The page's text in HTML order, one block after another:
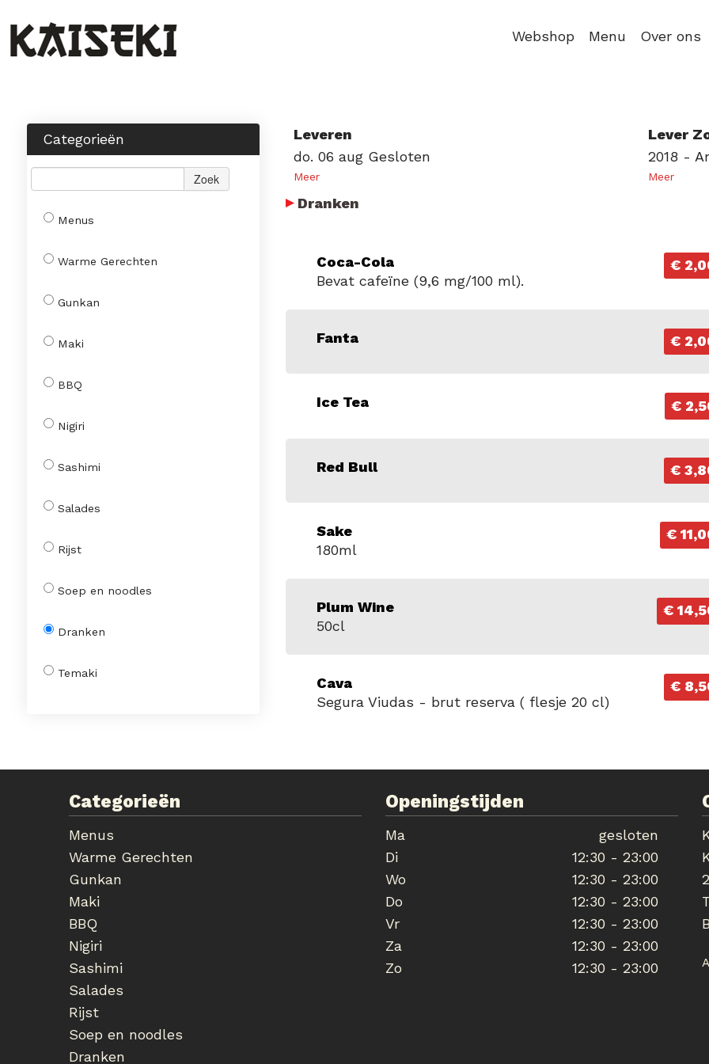
Webshop Menu Over ons
Categorieën
Zoek
Menus
Warme Gerechten
Gunkan
Maki
BBQ
Nigiri
Sashimi
Salades
Rijst
Soep en noodles
Dranken
Temaki
Leveren
do. 06 aug Gesloten
Meer
Lever
2018 -
Meer
Dranken
Coca-Cola
Bevat cafeïne (9,6 mg/100 ml).
€
Fanta €
Ice Tea €
Red Bull €
Sake
180ml
€
Plum Wine
50cl
€
Cava
Segura Viudas - brut reserva ( flesje 20 cl)
€
Categorieën
Menus
Warme Gerechten
Gunkan
Maki
BBQ
Nigiri
Sashimi
Salades
Rijst
Soep en noodles
Dranken
Openingstijden
Ma
gesloten
Di
12:30 - 23:00
Wo
12:30 - 23:00
Do
12:30 - 23:00
Vr
12:30 - 23:00
Za
12:30 - 23:00
Zo
12:30 - 23:00